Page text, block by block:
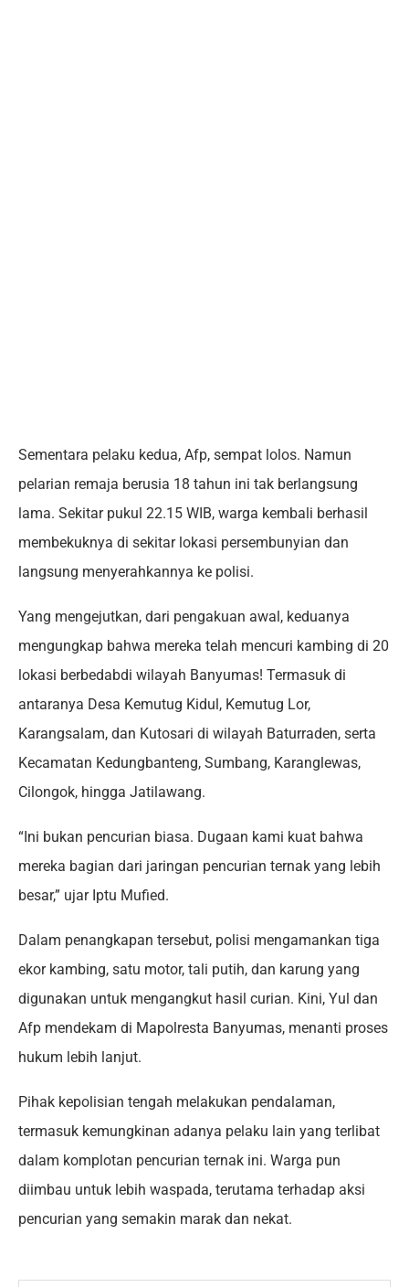
Sementara pelaku kedua, Afp, sempat lolos. Namun
pelarian remaja berusia 18 tahun ini tak berlangsung
lama. Sekitar pukul 22.15 WIB, warga kembali berhasil
membekuknya di sekitar lokasi persembunyian dan
langsung menyerahkannya ke polisi.
Yang mengejutkan, dari pengakuan awal, keduanya
mengungkap bahwa mereka telah mencuri kambing di 20
lokasi berbedabdi wilayah Banyumas! Termasuk di
antaranya Desa Kemutug Kidul, Kemutug Lor,
Karangsalam, dan Kutosari di wilayah Baturraden, serta
Kecamatan Kedungbanteng, Sumbang, Karanglewas,
Cilongok, hingga Jatilawang.
“Ini bukan pencurian biasa. Dugaan kami kuat bahwa
mereka bagian dari jaringan pencurian ternak yang lebih
besar,” ujar Iptu Mufied.
Dalam penangkapan tersebut, polisi mengamankan tiga
ekor kambing, satu motor, tali putih, dan karung yang
digunakan untuk mengangkut hasil curian. Kini, Yul dan
Afp mendekam di Mapolresta Banyumas, menanti proses
hukum lebih lanjut.
Pihak kepolisian tengah melakukan pendalaman,
termasuk kemungkinan adanya pelaku lain yang terlibat
dalam komplotan pencurian ternak ini. Warga pun
diimbau untuk lebih waspada, terutama terhadap aksi
pencurian yang semakin marak dan nekat.